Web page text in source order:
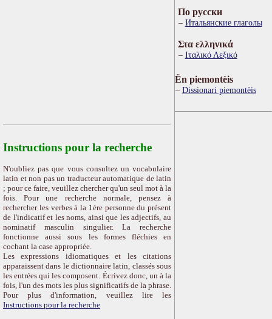
Instructions pour la recherche
N'oubliez pas que vous consultez un vocabulaire
latin et non pas un traducteur automatique de latin
; pour ce faire, veuillez chercher qu'un seul mot à la
fois. Pour une recherche normale, pensez à
rechercher les verbes à la 1ère personne du présent
de l'indicatif et les noms, ainsi que les adjectifs, au
nominatif masculin singulier. La recherche
fonctionne aussi sous les formes fléchies en
cochant la case appropriée.
Les expressions idiomatiques et les citations
apparaissent dans le dictionnaire latin, classés sous
les entrées qui les composent. Écrivez donc, un à la
fois, l'un des mots les plus significatifs de la phrase.
Pour plus d'information, veuillez lire les
Instructions pour la recherche
По русски
Итальянские глаголы
Στα ελληνικά
Ιταλικό Λεξικό
Ën piemontèis
Dissionari piemontèis